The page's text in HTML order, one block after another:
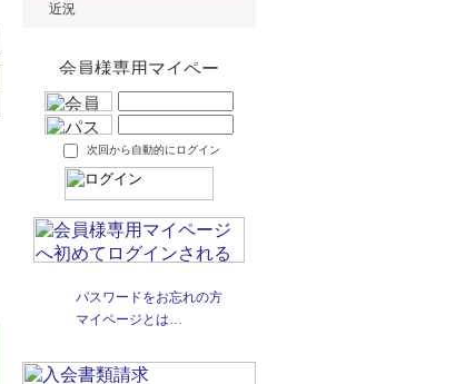
近況
次回から自動的にログイン
パスワードをお忘れの方
マイページとは…